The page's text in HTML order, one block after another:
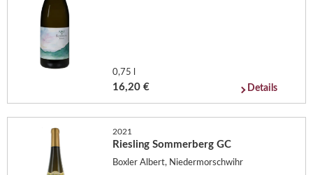
0,75 l
16,20 € Details
2021
Riesling Sommerberg GC
Boxler Albert, Niedermorschwihr